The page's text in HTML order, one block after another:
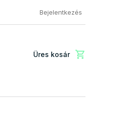
Reklamácio és áru visszaküldése
Bejelentkezés
Kosár
Üres kosár